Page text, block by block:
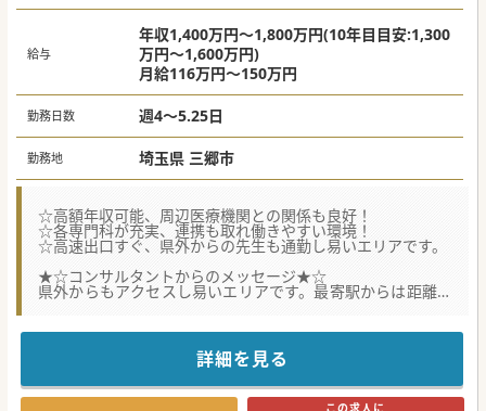
給与
年収1,400万円～1,800万円(10年目目安:1,300
万円～1,600万円)
月給116万円～150万円
勤務日数 週4～5.25日
勤務地 埼玉県 三郷市
☆高額年収可能、周辺医療機関との関係も良好！
☆各専門科が充実、連携も取れ働きやすい環境！
☆高速出口すぐ、県外からの先生も通勤し易いエリアです。
★☆コンサルタントからのメッセージ★☆
県外からもアクセスし易いエリアです。最寄駅からは距離が
ありますが、
ん車通勤も可能。
外来人数もそれほど多くないので、患者様お一人ずつ丁寧に
スタッフ間のチームワークも非常に良好です。まずは、お気
軽にお問合せください。
詳細を見る
この求人に